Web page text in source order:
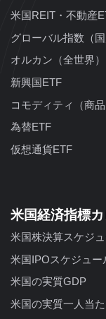
米国REIT・不動産
グローバル指数（国
オルカン（全世界
新興国ETF
コモディティ（商
為替ETF
仮想通貨ETF
米国経済指標
米国株決算スケジ
米国IPOスケジュー
米国の実質GDP
米国の実質一人当